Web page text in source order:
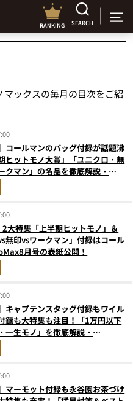
RANKING SEARCH
ックスの毎月の目次をご紹
コールマンのバッグ付録が話題沸
ヒットモノ大賞」「ユニクロ・無
クマン」の名品を徹底解説・
号の目次を公開
2大特集「上半期ヒットモノ」＆
無印vsワークマン」付録はコール
月号の表紙公開！
キャプテンスタッグ付録もワイル
録も大特集も注目！「1万円以下
一生モノ」を徹底解説・
号の目次を公開
マーモット付録も永谷園お茶づけ